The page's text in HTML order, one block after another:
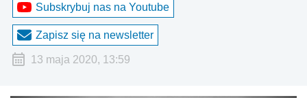
Subskrybuj nas na Youtube
Zapisz się na newsletter
13 maja 2020, 13:59